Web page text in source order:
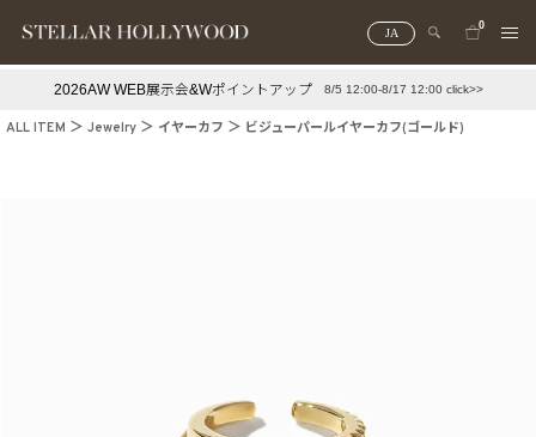
JA
0
2026AW WEB展示会&Wポイントアップ 8/5 12:00-8/17 12:00 click>>
ALL ITEM Jewelry イヤーカフ ビジューパールイヤーカフ(ゴールド)